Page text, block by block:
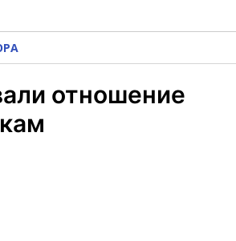
отношение